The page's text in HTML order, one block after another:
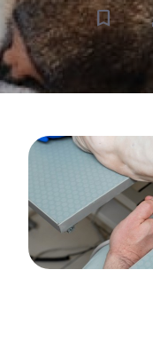
bookmark_border